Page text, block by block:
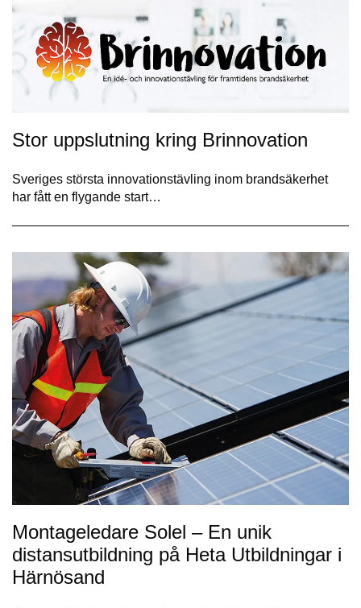
Stor uppslutning kring Brinnovation
Sveriges största innovationstävling inom brandsäkerhet
har fått en flygande start…
Montageledare Solel – En unik
distansutbildning på Heta Utbildningar i
Härnösand